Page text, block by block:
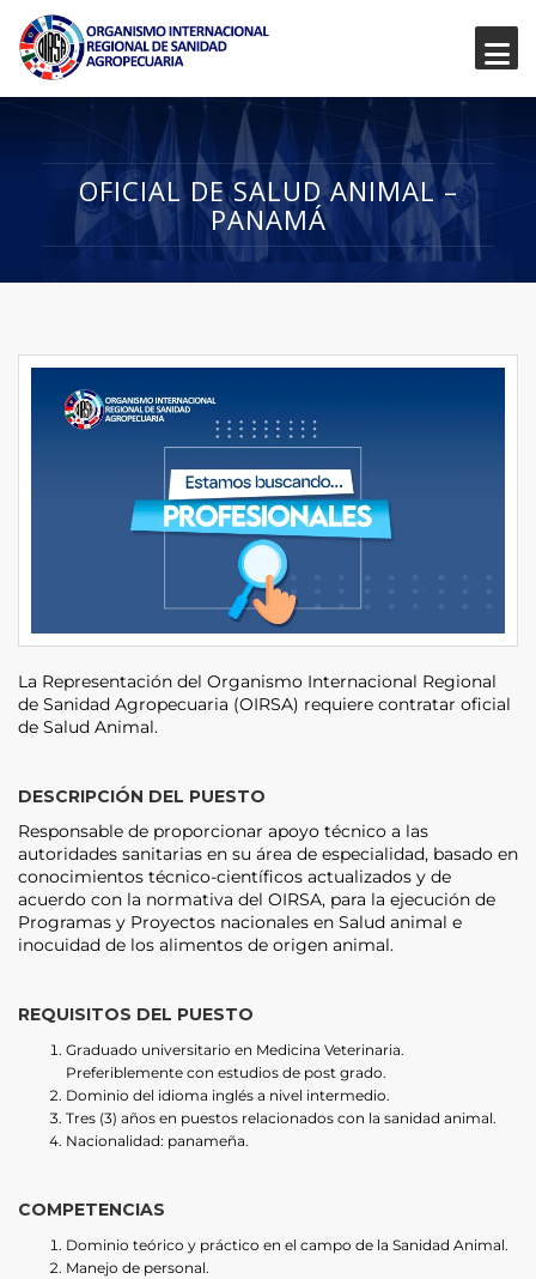
OFICIAL DE SALUD ANIMAL –
PANAMÁ
La Representación del Organismo Internacional Regional
de Sanidad Agropecuaria (OIRSA) requiere contratar oficial
de Salud Animal.
DESCRIPCIÓN DEL PUESTO
Responsable de proporcionar apoyo técnico a las
autoridades sanitarias en su área de especialidad, basado en
conocimientos técnico-científicos actualizados y de
acuerdo con la normativa del OIRSA, para la ejecución de
Programas y Proyectos nacionales en Salud animal e
inocuidad de los alimentos de origen animal.
REQUISITOS DEL PUESTO
Graduado universitario en Medicina Veterinaria.
Preferiblemente con estudios de post grado.
Dominio del idioma inglés a nivel intermedio.
Tres (3) años en puestos relacionados con la sanidad animal.
Nacionalidad: panameña.
COMPETENCIAS
Dominio teórico y práctico en el campo de la Sanidad Animal.
Manejo de personal.